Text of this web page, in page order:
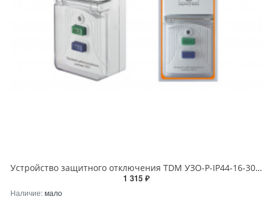
Устройство защитного отключения TDM УЗО-Р-IP44-16-30 (в розетку с защ. крышк.) 16А 30мА IP44
1 315 ₽
Наличие:мало